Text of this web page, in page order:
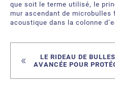
Notre offre de services
que soit le terme utilisé, le
mur ascendant de microbulles
acoustique dans la colonne
LE RIDEAU DE
AVANCÉE POUR